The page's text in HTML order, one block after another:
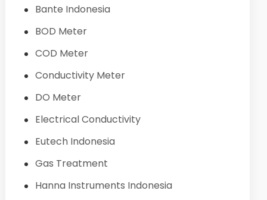
Bante Indonesia
BOD Meter
COD Meter
Conductivity Meter
DO Meter
Electrical Conductivity
Eutech Indonesia
Gas Treatment
Hanna Instruments Indonesia